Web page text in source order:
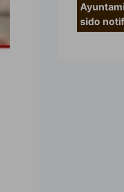
sido